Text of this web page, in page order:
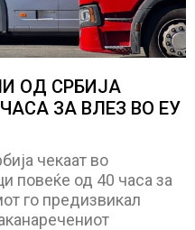
ОД СРБИЈА
ЗА ВЛЕЗ ВО ЕУ
чекаат во
повеќе од 40 часа за
го предизвикал